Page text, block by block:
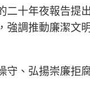
十年夜報告提
調推動廉潔文
、弘揚崇廉拒